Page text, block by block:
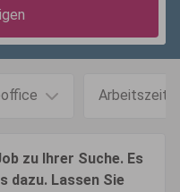
Arbeitszeit
zu Ihrer Suche. Es
dazu. Lassen Sie